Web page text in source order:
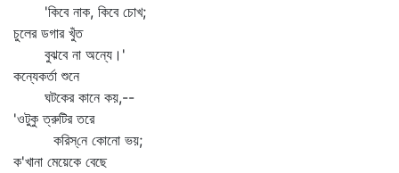
'কিবে নাক, কিবে চোখ;
চুলের ডগার খুঁত
বুঝবে না অন্যে।'
কন্যেকর্তা শুনে
ঘটকের কানে কয়,--
'ওটুকু ত্রুটির তরে
করিস্‌নে কোনো ভয়;
ক'খানা মেয়েকে বেছে